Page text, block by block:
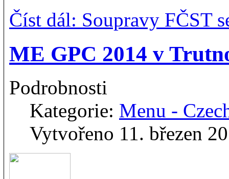
Číst dál: Soupravy FČST
ME GPC 2014 v
Podrobnosti
Kategorie: Menu -
Vytvořeno 11. březen